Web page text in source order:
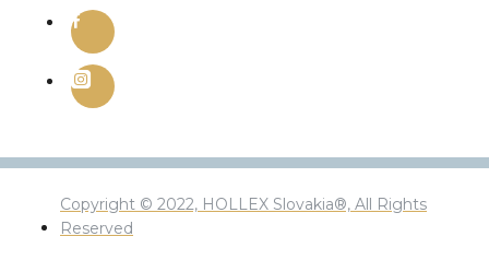
Copyright © 2022, HOLLEX Slovakia®, All Rights
Reserved